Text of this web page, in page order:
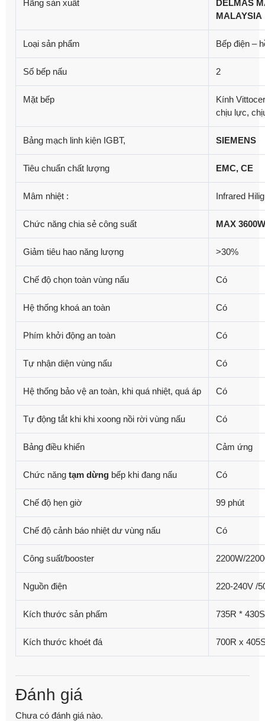
Hãng sản xuất
DELMAS
MALAYSIA
Loại sản phẩm Bếp điện –
Số bếp nấu 2
Mặt bếp
Kính
chịu lực,
Bảng mạch linh kiện IGBT, SIEMENS
Tiêu chuẩn chất lượng EMC, CE
Mâm nhiệt : Infrared
Chức năng chia sẻ công suất MAX 3600W
Giảm tiêu hao năng lượng >30%
Chế độ chọn toàn vùng nấu Có
Hệ thống khoá an toàn Có
Phím khởi động an toàn Có
Tự nhận diện vùng nấu Có
Hệ thống bảo vệ an toàn, khi quá nhiệt, quá áp Có
Tự động tắt khi khi xoong nồi rời vùng nấu Có
Bảng điều khiển Cảm ứng
Chức năng tạm dừng bếp khi đang nấu Có
Chế độ hẹn giờ 99 phút
Chế độ cảnh báo nhiệt dư vùng nấu Có
Công suất/booster 2200W/
Nguồn điện 220-240V /
Kích thước sản phấm 735R *
Kích thước khoét đá 700R x
Đánh giá
Chưa có đánh giá nào.